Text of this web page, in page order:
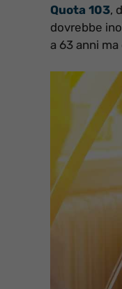
Quota 103,
dovrebbe
a 63 anni